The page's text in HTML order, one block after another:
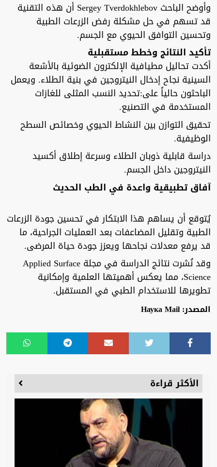
وأوضح الباحث Sergey Tverdokhlebov أن هذه التقنية
قد تسهم في حل مشكلة رفض الزرعات الطبية
وتحسين التوافق الحيوي مع الجسم.
تأكيد النتائج وخطط مستقبلية
أكدت تحاليل مطيافية الإلكترون الضوئية بالأشعة
السينية نجاح إدخال النيتروجين في بنية الطلاء. ويعمل
الباحثون حالياً على:تحديد النسب المثلى للغازات
المستخدمة في التصنيع.
تحقيق التوازن بين النشاط الحيوي وخصائص السطح
الوظيفية.
دراسة قابلية ذوبان الطلاء وسرعة إطلاق أكسيد
النيتروجين داخل الجسم.
آفاق تطبيقية واعدة في الطب الحديث
يُتوقع أن يساهم هذا الابتكار في تحسين جودة الزرعات
الطبية وتقليل المضاعفات بعد العمليات الجراحية، ما
قد يرفع معدلات نجاحها ويعزز جودة حياة المرضى.
وقد نُشرت نتائج الدراسة في مجلة Applied Surface
Science، مما يعكس أهميتها العلمية وإمكانية
تطويرها للاستخدام الطبي في المستقبل.
المصدر: Наука Mail
الأكثر قراءة